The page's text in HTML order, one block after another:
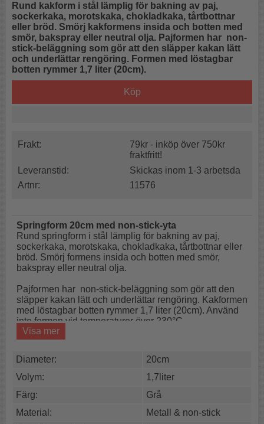
Rund kakform i stål lämplig för bakning av paj,
sockerkaka, morotskaka, chokladkaka, tårtbottnar
eller bröd. Smörj kakformens insida och botten med
smör, bakspray eller neutral olja. Pajformen har non-
stick-beläggning som gör att den släpper kakan lätt
och underlättar rengöring. Formen med löstagbar
botten rymmer 1,7 liter (20cm).
Köp
Frakt:
79kr - inköp över 750kr
fraktfritt!
Leveranstid:
Skickas inom 1-3 arbetsda
Artnr:
11576
Springform 20cm med non-stick-yta
Rund springform i stål lämplig för bakning av paj,
sockerkaka, morotskaka, chokladkaka, tårtbottnar eller
bröd. Smörj formens insida och botten med smör,
bakspray eller neutral olja.
Pajformen har non-stick-beläggning som gör att den
släpper kakan lätt och underlättar rengöring. Kakformen
med löstagbar botten rymmer 1,7 liter (20cm). Använd
inte formen vid temperaturer över 230°C.
Rostfri
Lös botten
Kombinera gärna tårtformen med andra springformar
våningstårta eller bröllopstårta.
Visa mer
Diameter:
20cm
Volym:
1,7liter
Färg:
Grå
Material:
Metall & non-stick